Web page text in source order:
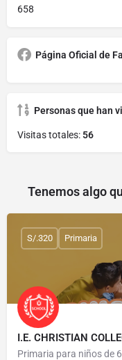
658
Página Oficial de
Personas que han
Visitas totales: 56
Tenemos algo
I.E. CHRISTIAN
Primaria para niños de
S/.320 Primaria